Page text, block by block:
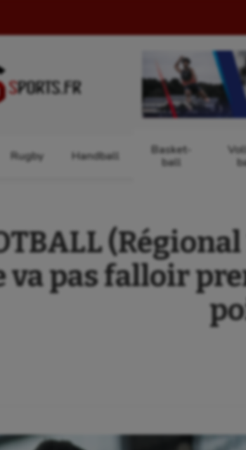
Rugby Handball
Basket-
ball
va pas falloir